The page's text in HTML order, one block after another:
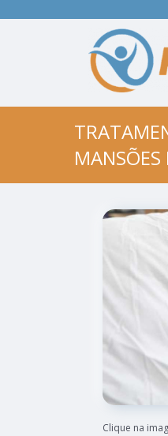
MANSÕES
Clique na